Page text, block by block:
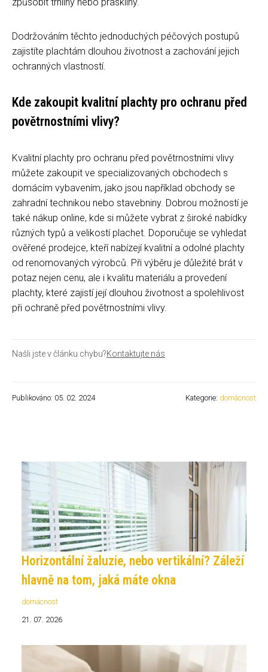
Dodržováním těchto jednoduchých péčových postupů
zajistíte plachtám dlouhou životnost a zachování jejich
ochranných vlastností.
Kde zakoupit kvalitní plachty pro ochranu před
povětrnostními vlivy?
Kvalitní plachty pro ochranu před povětrnostními vlivy
můžete zakoupit ve specializovaných obchodech s
domácím vybavením, jako jsou například obchody se
zahradní technikou nebo stavebniny. Dobrou možností je
také nákup online, kde si můžete vybrat z široké nabídky
různých typů a velikostí plachet. Doporučuje se vyhledat
ověřené prodejce, kteří nabízejí kvalitní a odolné plachty
od renomovaných výrobců. Při výběru je důležité brát v
potaz nejen cenu, ale i kvalitu materiálu a provedení
plachty, které zajistí její dlouhou životnost a spolehlivost
při ochraně před povětrnostními vlivy.
Našli jste v článku chybu?Kontaktujte nás
Publikováno: 05. 02. 2024 Kategorie: domácnost
Horizontální žaluzie, nebo vertikální? Záleží
hlavně na tom, jaká máte okna
domácnost
21. 07. 2026